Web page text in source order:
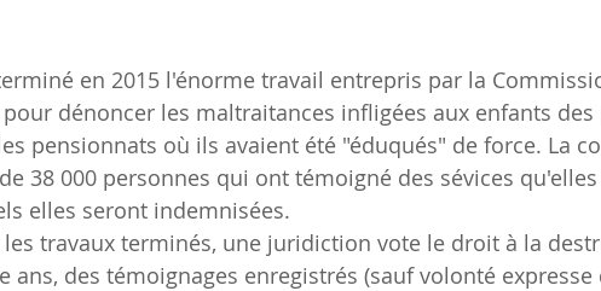
dénoncer les maltraitances infligées aux enfants des
pensionnats où ils avaient été "éduqués" de force. La
38 000 personnes qui ont témoigné des sévices
elles seront indemnisées.
ans, des témoignages enregistrés (sauf volonté expresse